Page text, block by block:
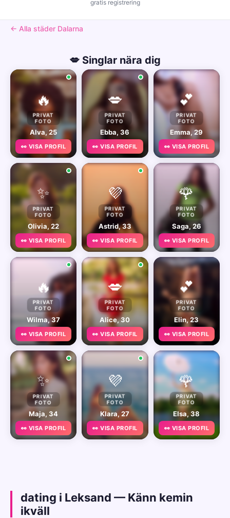
gratis registrering
← Alla städer Dalarna
💋 Singlar nära dig
🔥
PRIVAT
FOTO
Alva, 25
👀 VISA PROFIL
💋
PRIVAT
FOTO
Ebba, 36
👀 VISA PROFIL
💕
PRIVAT
FOTO
Emma, 29
👀 VISA PROFIL
✨
PRIVAT
FOTO
Olivia, 22
👀 VISA PROFIL
💜
PRIVAT
FOTO
Astrid, 33
👀 VISA PROFIL
🌹
PRIVAT
FOTO
Saga, 26
👀 VISA PROFIL
🔥
PRIVAT
FOTO
Wilma, 37
👀 VISA PROFIL
💋
PRIVAT
FOTO
Alice, 30
👀 VISA PROFIL
💕
PRIVAT
FOTO
Elin, 23
👀 VISA PROFIL
✨
PRIVAT
FOTO
Maja, 34
👀 VISA PROFIL
💜
PRIVAT
FOTO
Klara, 27
👀 VISA PROFIL
🌹
PRIVAT
FOTO
Elsa, 38
👀 VISA PROFIL
dating i Leksand — Känn kemin
ikväll